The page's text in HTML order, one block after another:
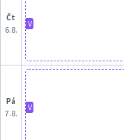
čt
6.8.
V
pá
7.8.
V